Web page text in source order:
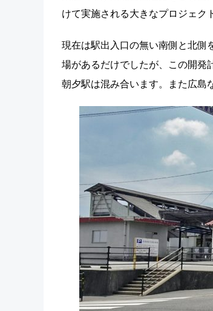
けて実施される大きなプロジェク
現在は駅出入口の無い南側と北側
場があるだけでしたが、この開発
朝夕駅は混み合います。また広島